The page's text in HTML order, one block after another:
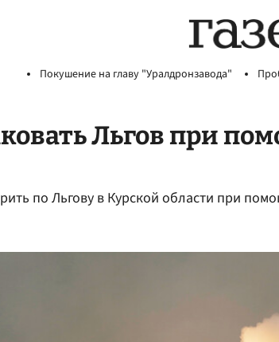
Покушение на главу "Уралдронзавода"
Льгов при
по Льгову в Курской области при